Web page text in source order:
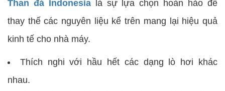
Than đá Indonesialà sự lựa chọn hoàn hảo để
thay thế các nguyên liệu kể trên mang lại hiệu quả
kinh tế cho nhà máy.
Thích nghi với hầu hết các dạng lò hơi khác
nhau.